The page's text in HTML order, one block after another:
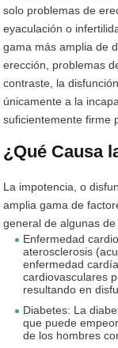
solo problemas de
eyaculación o
gama más amplia de
erección, problemas
contraste, la
únicamente a la
suficientemente firme
¿Qué Causa
La impotencia, o
amplia gama de
general de algunas
Enfermedad
aterosclerosis
enfermedad
cardiovasculares
resultando en
Diabetes: La
que puede
de los hombres